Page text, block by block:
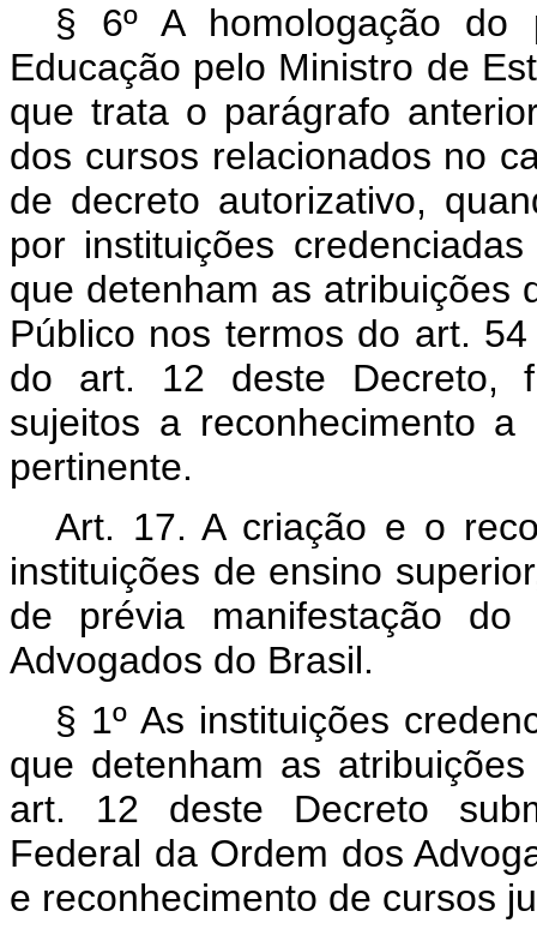
§ 6º A homologação do
Educação pelo Ministro de
que trata o parágrafo
dos cursos relacionados no
de decreto autorizativo,
por instituições
que detenham as atribuições
Público nos termos do art.
do art. 12 deste Decreto,
sujeitos a reconhecimento
pertinente.
Art. 17. A criação e o
instituições de ensino
de prévia manifestação
Advogados do Brasil.
§ 1º As instituições
que detenham as
art. 12 deste Decreto
Federal da Ordem dos
e reconhecimento de cursos